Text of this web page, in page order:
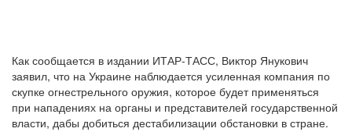
Как сообщается в издании ИТАР-ТАСС, Виктор Янукович
заявил, что на Украине наблюдается усиленная компания по
скупке огнестрельного оружия, которое будет применяться
при нападениях на органы и представителей государственной
власти, дабы добиться дестабилизации обстановки в стране.